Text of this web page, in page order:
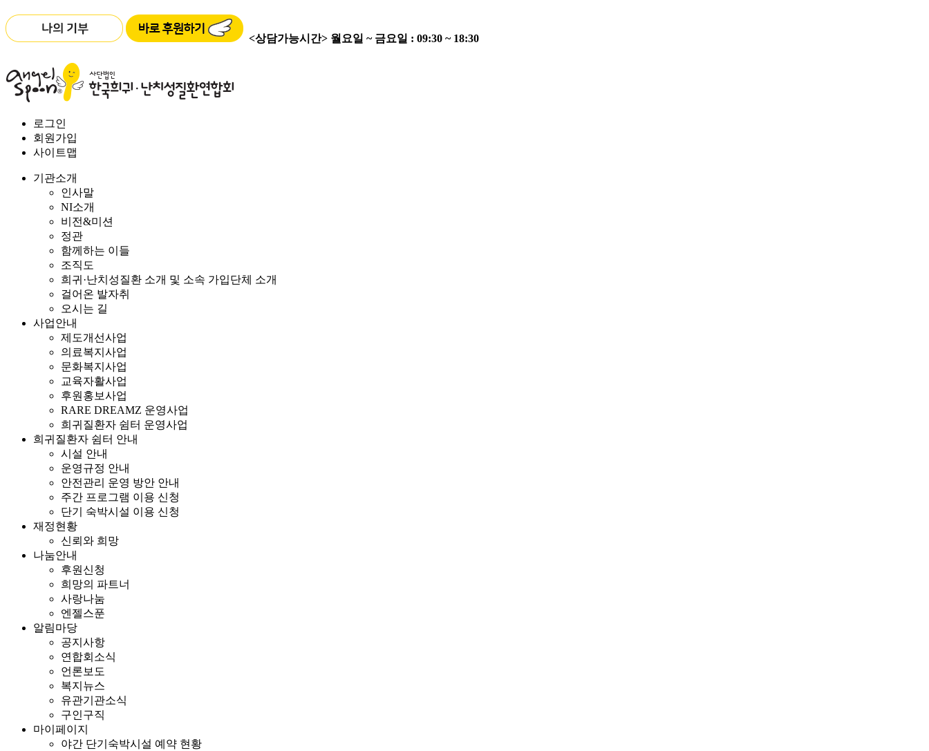
<상담가능시간> 월요일 ~ 금요일 : 09:30 ~ 18:30
로그인
회원가입
사이트맵
기관소개
인사말
NI소개
비전&미션
정관
함께하는 이들
조직도
희귀·난치성질환 소개 및 소속 가입단체 소개
걸어온 발자취
오시는 길
사업안내
제도개선사업
의료복지사업
문화복지사업
교육자활사업
후원홍보사업
RARE DREAMZ 운영사업
희귀질환자 쉼터 운영사업
희귀질환자 쉼터 안내
시설 안내
운영규정 안내
안전관리 운영 방안 안내
주간 프로그램 이용 신청
단기 숙박시설 이용 신청
재정현황
신뢰와 희망
나눔안내
후원신청
희망의 파트너
사랑나눔
엔젤스푼
알림마당
공지사항
연합회소식
언론보도
복지뉴스
유관기관소식
구인구직
마이페이지
야간 단기숙박시설 예약 현황